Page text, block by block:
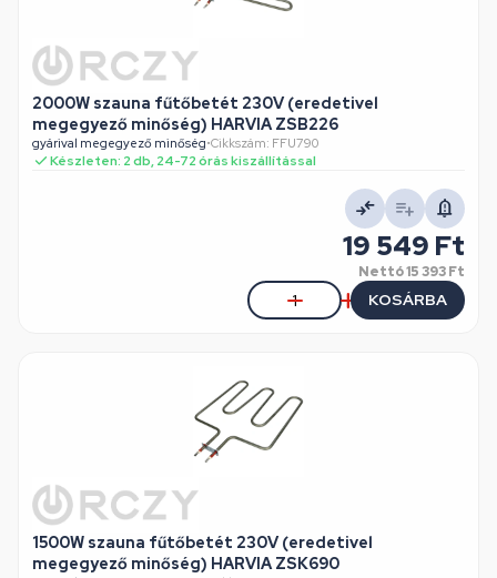
2000W szauna fűtőbetét 230V (eredetivel
megegyező minőség) HARVIA ZSB226
gyárival megegyező minőség•Cikkszám: FFU790
Készleten: 2 db, 24-72 órás kiszállítással
19 549 Ft
Nettó15 393 Ft
KOSÁRBA
1500W szauna fűtőbetét 230V (eredetivel
megegyező minőség) HARVIA ZSK690